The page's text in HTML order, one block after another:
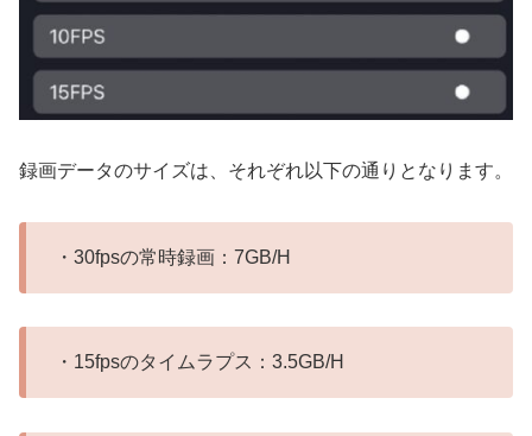
録画データのサイズは、それぞれ以下の通りとなります。
・30fpsの常時録画：7GB/H
・15fpsのタイムラプス：3.5GB/H